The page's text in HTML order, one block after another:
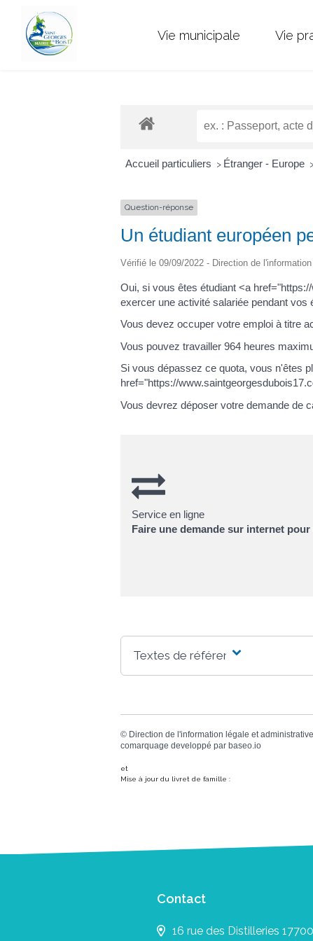
Vie municipale Vie
Accueil particuliers > Étranger - Europe
Question-réponse
Un étudiant européen
Vérifié le 09/09/2022 - Direction de
Oui, si vous êtes étudiant <a
exercer une activité salariée pendant vos
Vous devez occuper votre emploi à titre
Vous pouvez travailler 964 heures
Si vous dépassez ce quota, vous n'êtes
href="https://
Vous devrez déposer votre demande de
Service en ligne
Faire une demande sur internet
Textes de référence
© Direction de l'information légale et administrative
comarquage developpé par baseo.io
et
Mise à jour du livret de famille :
Contact
16 rue des Distilleries 17700